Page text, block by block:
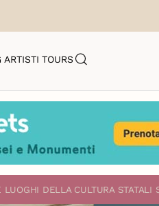
ARTISTI TOURS
DELLA CULTURA STATALI